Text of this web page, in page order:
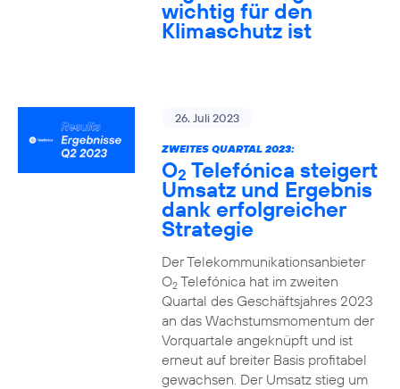
wichtig für den
Klimaschutz ist
26. Juli 2023
ZWEITES QUARTAL 2023:
O2 Telefónica steigert
Umsatz und Ergebnis
dank erfolgreicher
Strategie
Der Telekommunikationsanbieter
O2Telefónica hat im zweiten
Quartal des Geschäftsjahres 2023
an das Wachstumsmomentum der
Vorquartale angeknüpft und ist
erneut auf breiter Basis profitabel
gewachsen. Der Umsatz stieg um